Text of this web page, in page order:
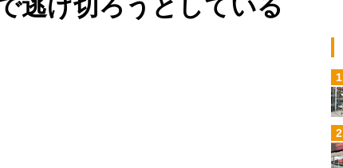
逃げ切ろうとしている
1
2